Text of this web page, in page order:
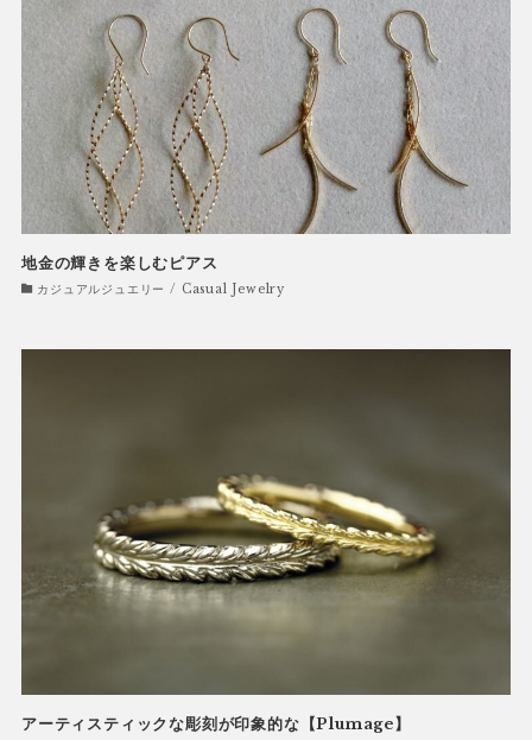
地金の輝きを楽しむピアス
カジュアルジュエリー / Casual Jewelry
アーティスティックな彫刻が印象的な【Plumage】